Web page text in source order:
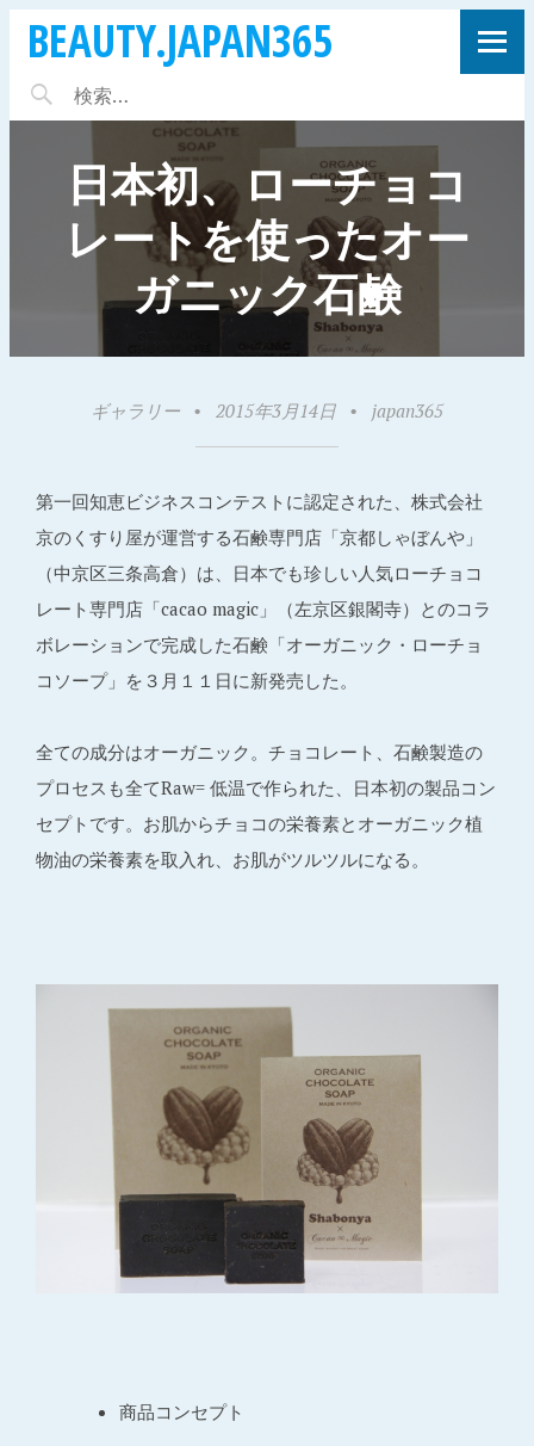
BEAUTY.JAPAN365
日本初、ローチョコ
レートを使ったオー
ガニック石鹸
ギャラリー • 2015年3月14日 • japan365
第一回知恵ビジネスコンテストに認定された、株式会社
京のくすり屋が運営する石鹸専門店「京都しゃぼんや」
（中京区三条高倉）は、日本でも珍しい人気ローチョコ
レート専門店「cacao magic」（左京区銀閣寺）とのコラ
ボレーションで完成した石鹸「オーガニック・ローチョ
コソープ」を３月１１日に新発売した。
全ての成分はオーガニック。チョコレート、石鹸製造の
プロセスも全てRaw= 低温で作られた、日本初の製品コン
セプトです。お肌からチョコの栄養素とオーガニック植
物油の栄養素を取入れ、お肌がツルツルになる。
商品コンセプト